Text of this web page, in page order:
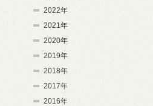
2022年
2021年
2020年
2019年
2018年
2017年
2016年